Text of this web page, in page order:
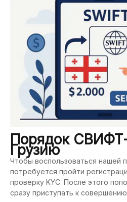
Порядок
Грузию
Чтобы воспользоваться нашей
потребуется пройти
проверку KYC. После этого
сразу приступать к